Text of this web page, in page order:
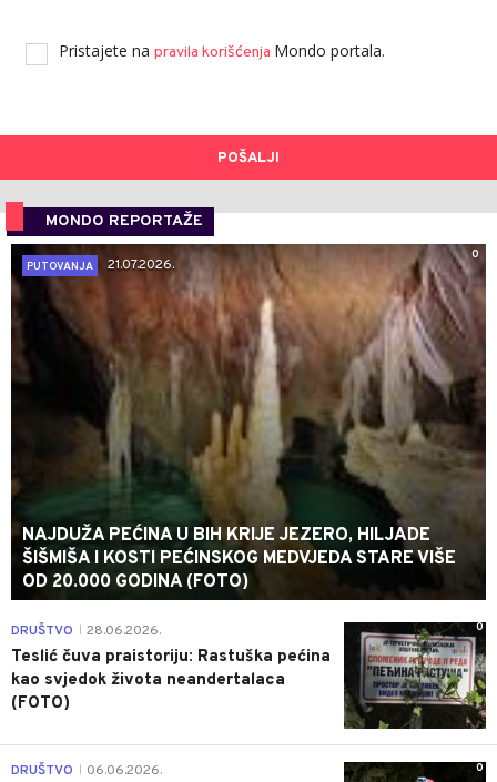
Pristajete na pravila korišćenja Mondo portala.
POŠALJI
MONDO REPORTAŽE
0
PUTOVANJA
21.07.2026.
NAJDUŽA PEĆINA U BIH KRIJE JEZERO, HILJADE
ŠIŠMIŠA I KOSTI PEĆINSKOG MEDVJEDA STARE VIŠE
OD 20.000 GODINA (FOTO)
0
DRUŠTVO 28.06.2026.
Teslić čuva praistoriju: Rastuška pećina
kao svjedok života neandertalaca
(FOTO)
0
DRUŠTVO 06.06.2026.